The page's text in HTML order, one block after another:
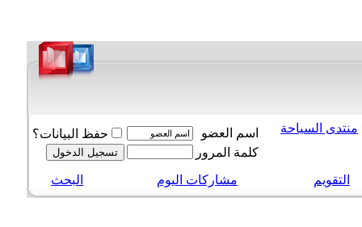
السياحة اسم العضو
حفظ البيانات؟
كلمة المرور
التقويم
مشاركات اليوم البحث